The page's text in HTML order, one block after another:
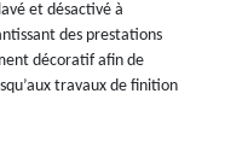
et désactivé à
des prestations
décoratif afin de
travaux de finition